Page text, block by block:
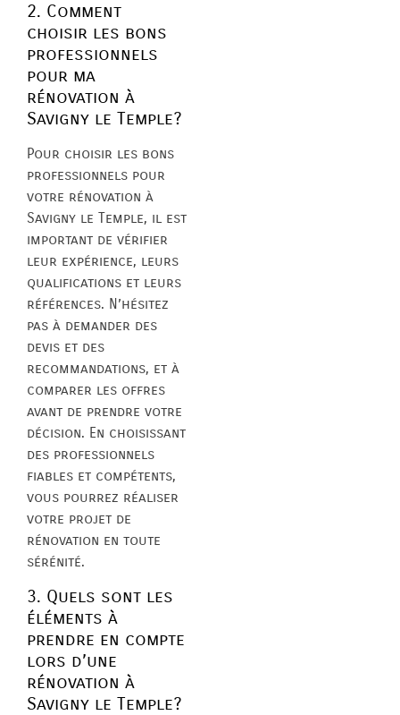
2. Comment
choisir les bons
professionnels
pour ma
rénovation à
Savigny le Temple?
Pour choisir les bons
professionnels pour
votre rénovation à
Savigny le Temple, il est
important de vérifier
leur expérience, leurs
qualifications et leurs
références. N’hésitez
pas à demander des
devis et des
recommandations, et à
comparer les offres
avant de prendre votre
décision. En choisissant
des professionnels
fiables et compétents,
vous pourrez réaliser
votre projet de
rénovation en toute
sérénité.
3. Quels sont les
éléments à
prendre en compte
lors d’une
rénovation à
Savigny le Temple?